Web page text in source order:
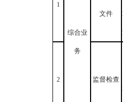
1
综合业
务
文件
2 监督检查